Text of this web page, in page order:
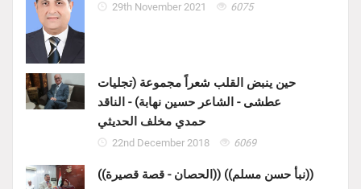
29th November 2021 6075
حين ينبض القلب شعراً مجموعة (تجليات
عطشى - الشاعر حسين نهابة) - الناقد
حمدي مخلف الحديثي
22nd December 2018 6069
((الحصان - قصة قصيرة)) ((نبأ حسن مسلم))